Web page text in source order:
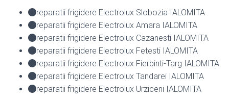
reparatii frigidere Electrolux Slobozia IALOMITA
reparatii frigidere Electrolux Amara IALOMITA
reparatii frigidere Electrolux Cazanesti IALOMITA
reparatii frigidere Electrolux Fetesti IALOMITA
reparatii frigidere Electrolux Fierbinti-Targ IALOMITA
reparatii frigidere Electrolux Tandarei IALOMITA
reparatii frigidere Electrolux Urziceni IALOMITA